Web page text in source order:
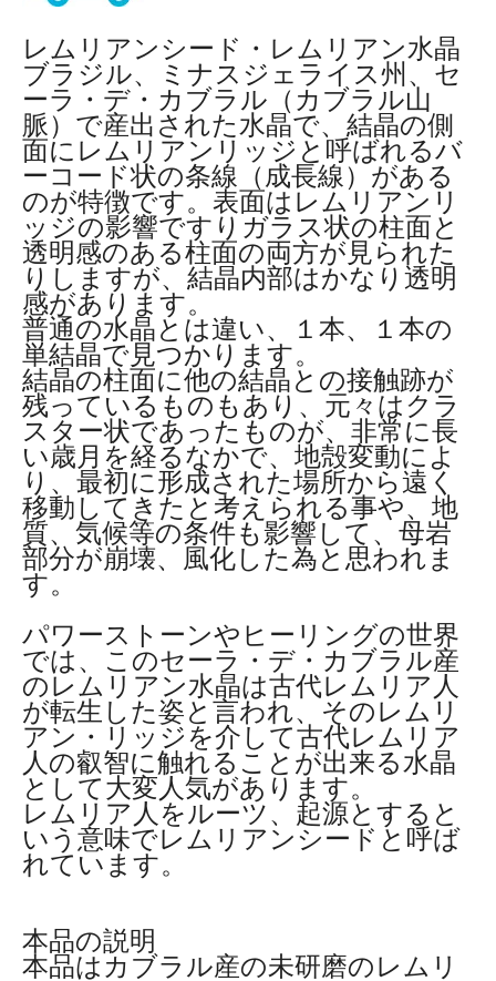
レムリアンシード・レムリアン水晶
ブラジル、ミナスジェライス州、セ
ーラ・デ・カブラル（カブラル山
脈）で産出された水晶で、結晶の側
面にレムリアンリッジと呼ばれるバ
ーコード状の条線（成長線）がある
のが特徴です。表面はレムリアンリ
ッジの影響ですりガラス状の柱面と
透明感のある柱面の両方が見られた
りしますが、結晶内部はかなり透明
感があります。
普通の水晶とは違い、１本、１本の
単結晶で見つかります。
結晶の柱面に他の結晶との接触跡が
残っているものもあり、元々はクラ
スター状であったものが、非常に長
い歳月を経るなかで、地殻変動によ
り、最初に形成された場所から遠く
移動してきたと考えられる事や、地
質、気候等の条件も影響して、母岩
部分が崩壊、風化した為と思われま
す。
パワーストーンやヒーリングの世界
では、このセーラ・デ・カブラル産
のレムリアン水晶は古代レムリア人
が転生した姿と言われ、そのレムリ
アン・リッジを介して古代レムリア
人の叡智に触れることが出来る水晶
として大変人気があります。
レムリア人をルーツ、起源とすると
いう意味でレムリアンシードと呼ば
れています。
本品の説明
本品はカブラル産の未研磨のレムリ